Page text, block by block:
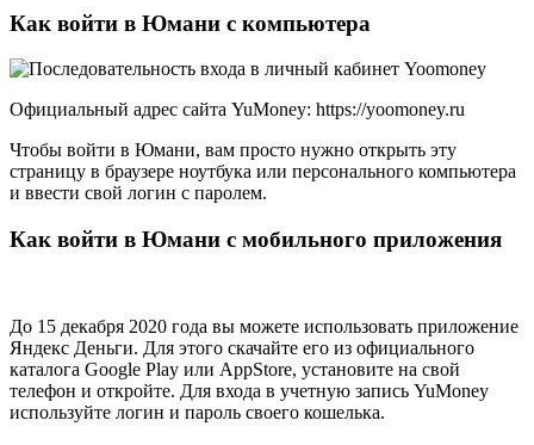
Как войти в Юмани с компьютера
Официальный адрес сайта YuMoney: https://yoomoney.ru
Чтобы войти в Юмани, вам просто нужно открыть эту
страницу в браузере ноутбука или персонального компьютера
и ввести свой логин с паролем.
Как войти в Юмани с мобильного приложения
До 15 декабря 2020 года вы можете использовать приложение
Яндекс Деньги. Для этого скачайте его из официального
каталога Google Play или AppStore, установите на свой
телефон и откройте. Для входа в учетную запись YuMoney
используйте логин и пароль своего кошелька.